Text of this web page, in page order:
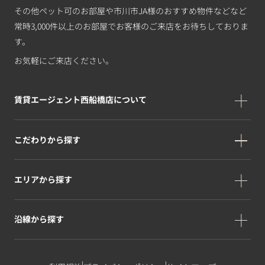
その他ペット可のお部屋や市川市JA様のおすすめ物件などなど
常時3,000件以上のお部屋でお客様のご来店をお待ちしておりま
す。
お気軽にご来店ください。
賃貸エージェント西船橋店について
こだわりから探す
エリアから探す
沿線から探す